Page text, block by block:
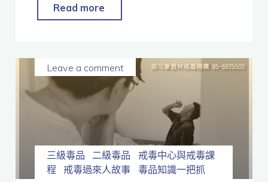
Read more
三級毒品 二級毒品
戒毒中心與戒毒課
程
戒毒過來人故事 毒品知識一把抓
Leave a comment